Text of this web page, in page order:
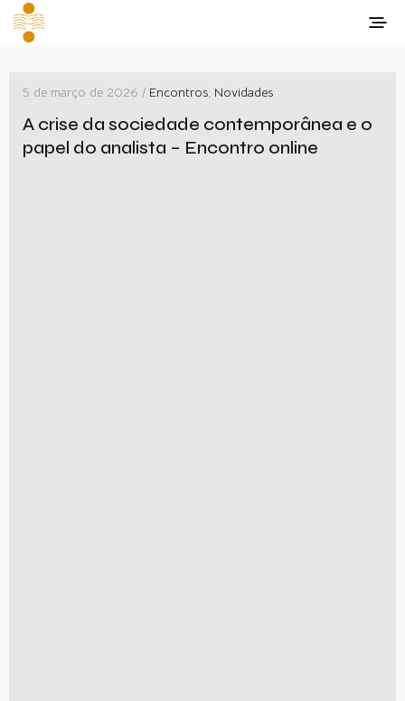
5 de março de 2026 / Encontros, Novidades
A crise da sociedade contemporânea e o
papel do analista – Encontro online